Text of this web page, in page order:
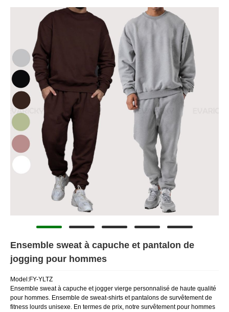
Ensemble sweat à capuche et pantalon de
jogging pour hommes
Model:FY-YLTZ
Ensemble sweat à capuche et jogger vierge personnalisé de haute qualité
pour hommes. Ensemble de sweat-shirts et pantalons de survêtement de
fitness lourds unisexe. En termes de prix, notre survêtement pour hommes